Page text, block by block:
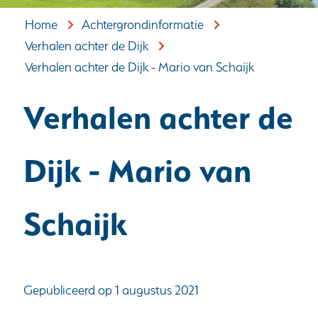
Home
Achtergrondinformatie
Verhalen achter de Dijk
Verhalen achter de Dijk - Mario van Schaijk
Verhalen achter de
Dijk - Mario van
Schaijk
Gepubliceerd op 1 augustus 2021